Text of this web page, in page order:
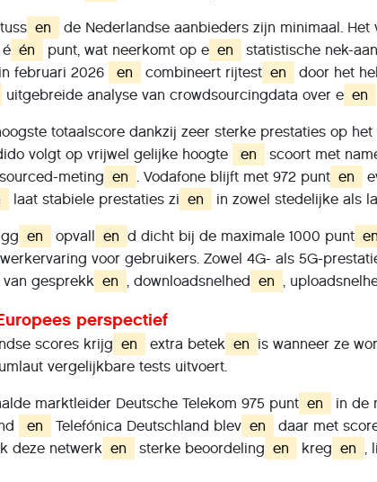
tuss en de Nederlandse aanbieders zijn minimaal. Het
én punt, wat neerkomt op e en statistische nek-
februari 2026 en combineert rijtest en door het
uitgebreide analyse van crowdsourcingdata over e en
totaalscore dankzij zeer sterke prestaties op
volgt op vrijwel gelijke hoogte en scoort met
meting en . Vodafone blijft met 972 punt en
laat stabiele prestaties zi en in zowel stedelijke als
en opvall en d dicht bij de maximale 1000 punt en
voor gebruikers. Zowel 4G- als 5G-
gesprekk en , downloadsnelhed en ,
perspectief
scores krijg en extra betek en is wanneer ze
vergelijkbare tests uitvoert.
marktleider Deutsche Telekom 975 punt en in de
en Telefónica Deutschland blev en daar met
deze netwerk en sterke beoordeling en kreg en ,